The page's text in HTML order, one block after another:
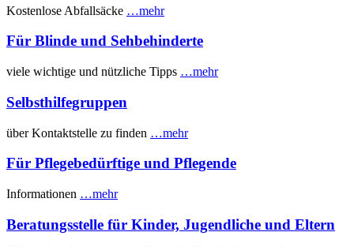
Kostenlose Abfallsäcke …mehr
Für Blinde und Sehbehinderte
viele wichtige und nützliche Tipps …mehr
Selbsthilfegruppen
über Kontaktstelle zu finden …mehr
Für Pflegebedürftige und Pflegende
Informationen …mehr
Beratungsstelle für Kinder, Jugendliche und Eltern